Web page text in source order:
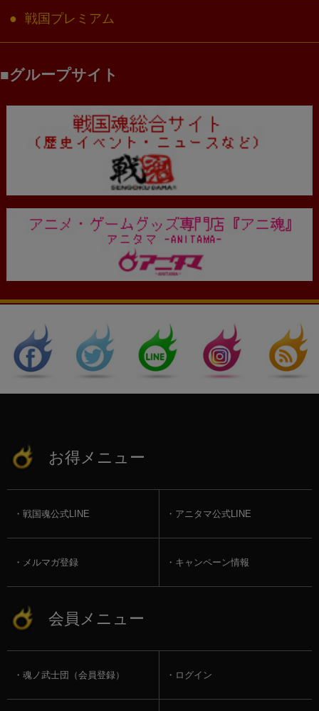
戦国プレミアム
グループサイト
お得メニュー
戦国魂公式LINE アニタマ公式LINE
メルマガ登録 キャンペーン情報
会員メニュー
魂ノ武士団（会員登録） ログイン